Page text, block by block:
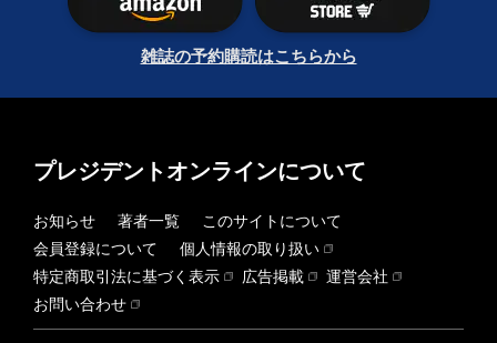
雑誌の予約購読はこちらから
プレジデントオンラインについて
お知らせ 著者一覧
このサイトについて
会員登録について
個人情報の取り扱い
特定商取引法に基づく表示
広告掲載
運営会社
お問い合わせ